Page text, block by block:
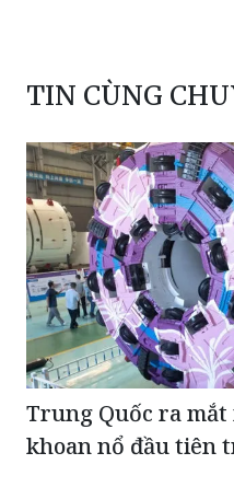
TIN CÙNG
Trung Quốc ra mắt
khoan nổ đầu tiên